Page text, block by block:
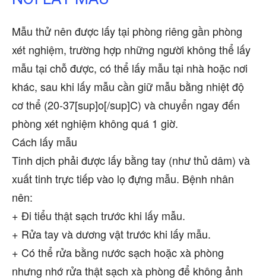
Mẫu thử nên được lấy tại phòng riêng gần phòng
xét nghiệm, trường hợp những người không thể lấy
mẫu tại chỗ được, có thể lấy mẫu tại nhà hoặc nơi
khác, sau khi lấy mẫu cần giữ mẫu bằng nhiệt độ
cơ thể (20-37[sup]o[/sup]C) và chuyển ngay đến
phòng xét nghiệm không quá 1 giờ.
Cách lấy mẫu
Tinh dịch phải được lấy bằng tay (như thủ dâm) và
xuất tinh trực tiếp vào lọ đựng mẫu. Bệnh nhân
nên:
+ Đi tiểu thật sạch trước khi lấy mẫu.
+ Rửa tay và dương vật trước khi lấy mẫu.
+ Có thể rửa bằng nước sạch hoặc xà phòng
nhưng nhớ rửa thật sạch xà phòng để không ảnh